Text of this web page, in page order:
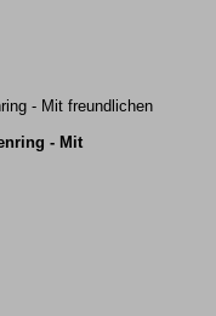
- Mit